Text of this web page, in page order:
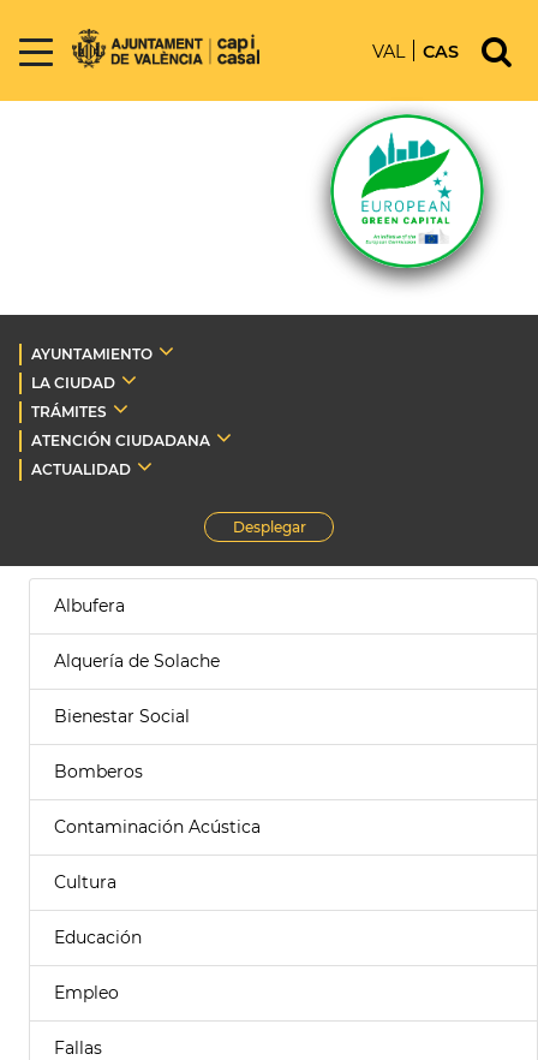
VAL CAS
AYUNTAMIENTO
LA CIUDAD
TRÁMITES
ATENCIÓN CIUDADANA
ACTUALIDAD
Desplegar
Albufera
Alquería de Solache
Bienestar Social
Bomberos
Contaminación Acústica
Cultura
Educación
Empleo
Fallas